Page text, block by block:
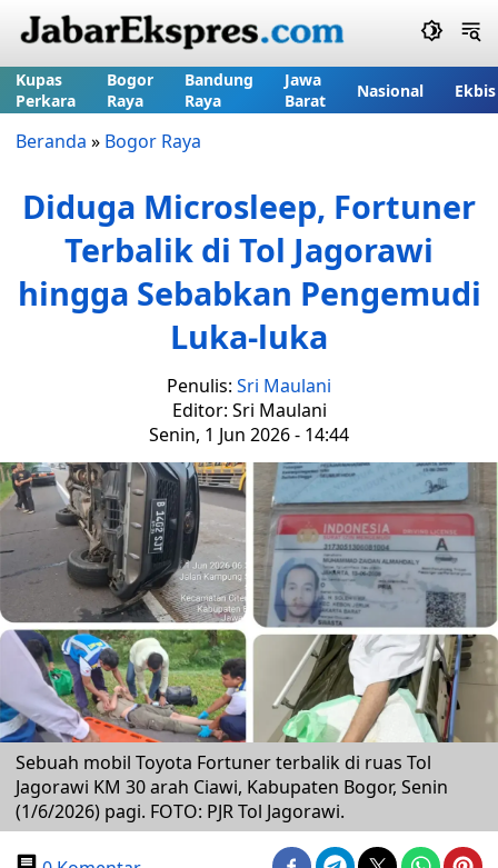
Kupas
Perkara
Bogor
Raya
Bandung
Raya
Jawa
Barat
Nasional Ekbis
Beranda » Bogor Raya
Diduga Microsleep, Fortuner
Terbalik di Tol Jagorawi
hingga Sebabkan Pengemudi
Luka-luka
Penulis: Sri Maulani
Editor: Sri Maulani
Senin, 1 Jun 2026 - 14:44
Sebuah mobil Toyota Fortuner terbalik di ruas Tol
Jagorawi KM 30 arah Ciawi, Kabupaten Bogor, Senin
(1/6/2026) pagi. FOTO: PJR Tol Jagorawi.